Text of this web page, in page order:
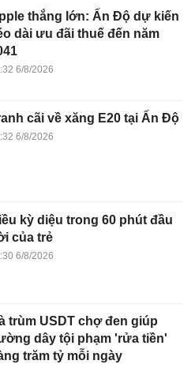
thắng lớn: Ấn Độ dự kiến
dài ưu đãi thuế đến năm
6/8/2026
cãi về xăng E20 tại Ấn Độ
6/8/2026
kỳ diệu trong 60 phút đầu
của trẻ
6/8/2026
trùm USDT chợ đen giúp
dây tội phạm 'rửa tiền'
trăm tỷ mỗi ngày